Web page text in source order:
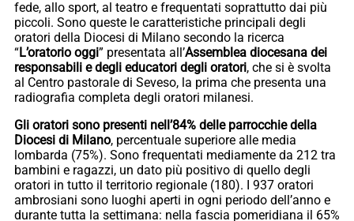
fede, allo sport, al teatro e frequentati soprattutto dai più
piccoli. Sono queste le caratteristiche principali degli
oratori della Diocesi di Milano secondo la ricerca
“L’oratorio oggi” presentata all’Assemblea diocesana dei
responsabili e degli educatori degli oratori, che si è svolta
al Centro pastorale di Seveso, la prima che presenta una
radiografia completa degli oratori milanesi.
Gli oratori sono presenti nell’84% delle parrocchie della
Diocesi di Milano, percentuale superiore alle media
lombarda (75%). Sono frequentati mediamente da 212 tra
bambini e ragazzi, un dato più positivo di quello degli
oratori in tutto il territorio regionale (180). I 937 oratori
ambrosiani sono luoghi aperti in ogni periodo dell’anno e
durante tutta la settimana: nella fascia pomeridiana il 65%